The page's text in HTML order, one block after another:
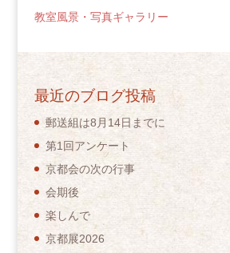
教室風景・写真ギャラリー
最近のブログ投稿
郵送組は8月14日までに
第1回アンケート
京都会の次の行事
会期後
楽しんで
京都展2026